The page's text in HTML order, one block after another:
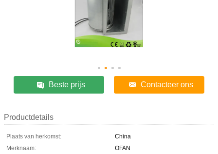
Beste prijs Contacteer ons
Productdetails
Plaats van herkomst:
China
Merknaam:
OFAN